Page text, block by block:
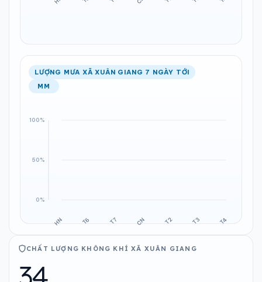
LƯỢNG MƯA XÃ XUÂN GIANG 7 NGÀY TỚI
MM
CHẤT LƯỢNG KHÔNG KHÍ XÃ XUÂN GIANG